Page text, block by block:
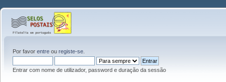
Por favor entre ou registe-se
Entrar com nome de utilizador, password e duração da sessão